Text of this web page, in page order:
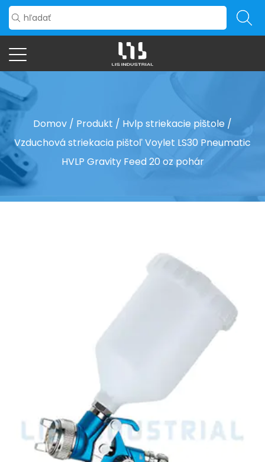
Domov / Produkt / Hvlp striekacie pištole /
Vzduchová striekacia pištoľ Voylet LS30 Pneumatic
HVLP Gravity Feed 20 oz pohár